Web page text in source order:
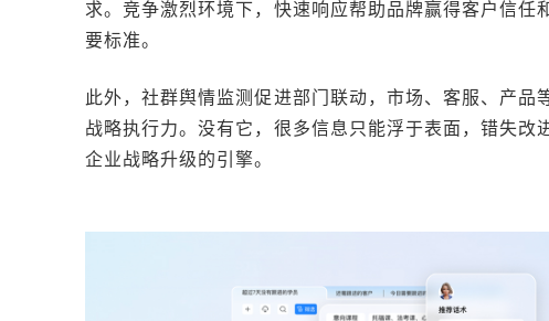
求。竞争激烈环境下，快速响应帮助品牌赢得客户信
要标准。
此外，社群舆情监测促进部门联动，市场、客服、产品
战略执行力。没有它，很多信息只能浮于表面，错失
企业战略升级的引擎。